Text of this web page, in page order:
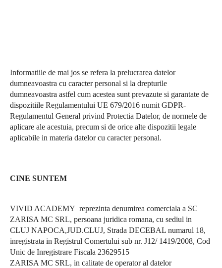
Informatiile de mai jos se refera la prelucrarea datelor
dumneavoastra cu caracter personal si la drepturile
dumneavoastra astfel cum acestea sunt prevazute si garantate de
dispozitiile Regulamentului UE 679/2016 numit GDPR-
Regulamentul General privind Protectia Datelor, de normele de
aplicare ale acestuia, precum si de orice alte dispozitii legale
aplicabile in materia datelor cu caracter personal.
CINE SUNTEM
VIVID ACADEMY reprezinta denumirea comerciala a SC
ZARISA MC SRL, persoana juridica romana, cu sediul in
CLUJ NAPOCA,JUD.CLUJ, Strada DECEBAL numarul 18,
inregistrata in Registrul Comertului sub nr. J12/ 1419/2008, Cod
Unic de Inregistrare Fiscala 23629515
ZARISA MC SRL, in calitate de operator al datelor